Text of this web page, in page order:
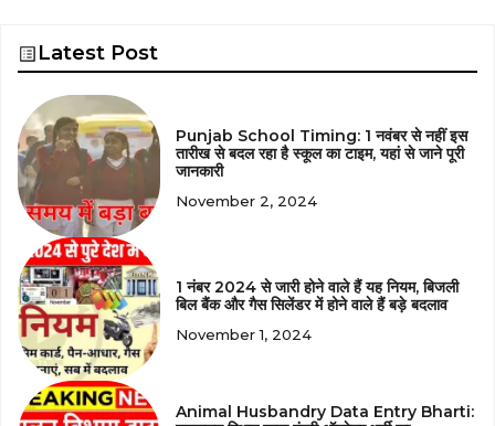
Latest Post
Punjab School Timing: 1 नवंबर से नहीं इस
तारीख से बदल रहा है स्कूल का टाइम, यहां से जाने पूरी
जानकारी
November 2, 2024
1 नंबर 2024 से जारी होने वाले हैं यह नियम, बिजली
बिल बैंक और गैस सिलेंडर में होने वाले हैं बड़े बदलाव
November 1, 2024
Animal Husbandry Data Entry Bharti: